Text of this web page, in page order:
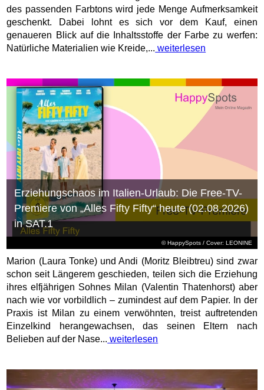
des passenden Farbtons wird jede Menge Aufmerksamkeit
geschenkt. Dabei lohnt es sich vor dem Kauf, einen
genaueren Blick auf die Inhaltsstoffe der Farbe zu werfen:
Natürliche Materialien wie Kreide,... weiterlesen
© HappySpots / Cover: LEONINE
Erziehungschaos im Italien-Urlaub: Die Free-TV-
Premiere von „Alles Fifty Fifty“ heute (02.08.2026)
in SAT.1
Marion (Laura Tonke) und Andi (Moritz Bleibtreu) sind zwar
schon seit Längerem geschieden, teilen sich die Erziehung
ihres elfjährigen Sohnes Milan (Valentin Thatenhorst) aber
nach wie vor vorbildlich – zumindest auf dem Papier. In der
Praxis ist Milan zu einem verwöhnten, treist auftretenden
Einzelkind herangewachsen, das seinen Eltern nach
Belieben auf der Nase... weiterlesen